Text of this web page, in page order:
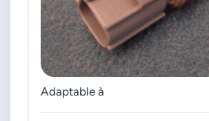
Adaptable à